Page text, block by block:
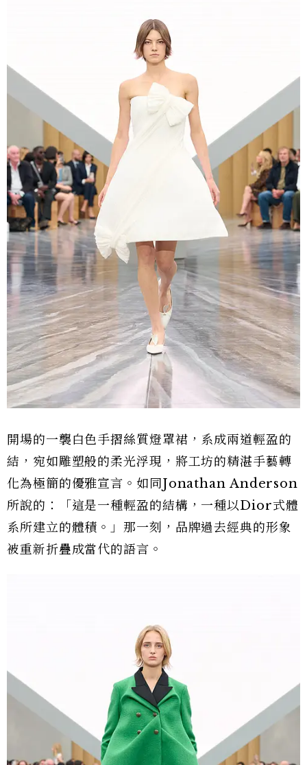
開場的一襲白色手摺絲質燈罩裙，系成兩道輕盈的
結，宛如雕塑般的柔光浮現，將工坊的精湛手藝轉
化為極簡的優雅宣言。如同Jonathan Anderson
所說的：「這是一種輕盈的結構，一種以Dior式體
系所建立的體積。」那一刻，品牌過去經典的形象
被重新折疊成當代的語言。